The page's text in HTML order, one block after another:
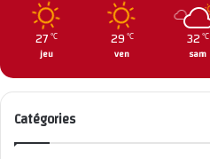
27 ℃
jeu
29℃
ven
32 ℃
sam
Catégories